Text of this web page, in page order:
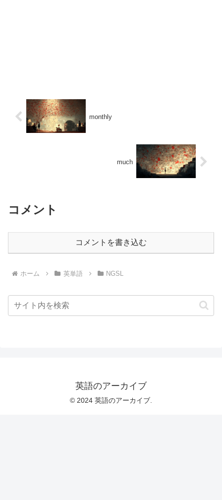
monthly
much
コメント
コメントを書き込む
ホーム 英単語 NGSL
英語のアーカイブ
© 2024 英語のアーカイブ.